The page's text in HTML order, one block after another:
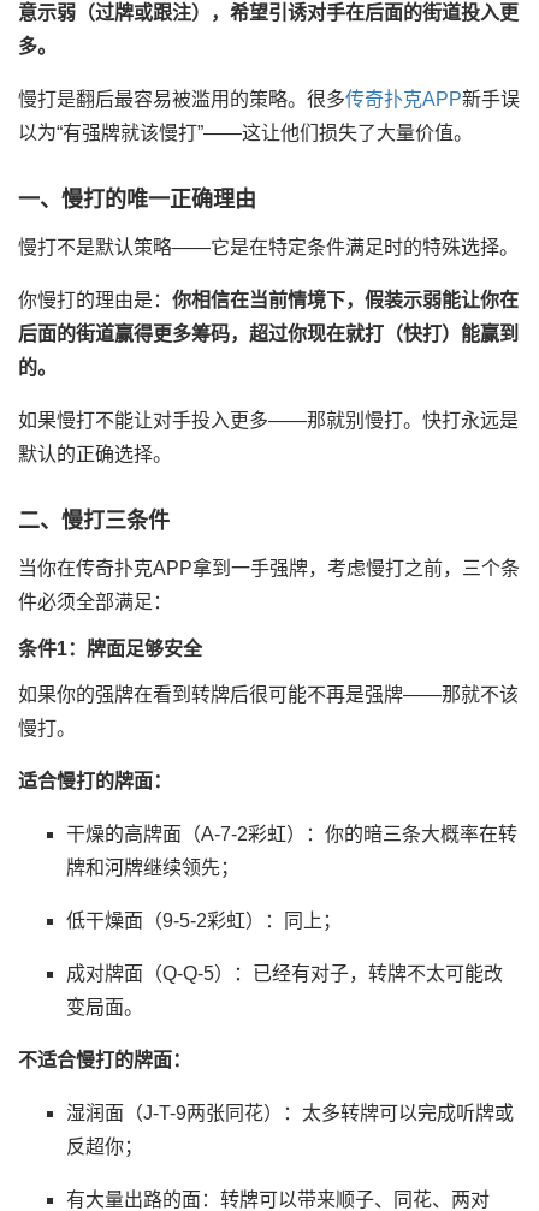
意示弱（过牌或跟注），希望引诱对手在后面的街道投入更
多。
慢打是翻后最容易被滥用的策略。很多传奇扑克APP新手误
以为“有强牌就该慢打”——这让他们损失了大量价值。
一、慢打的唯一正确理由
慢打不是默认策略——它是在特定条件满足时的特殊选择。
你慢打的理由是： 你相信在当前情境下，假装示弱能让你在
后面的街道赢得更多筹码，超过你现在就打（快打）能赢到
的。
如果慢打不能让对手投入更多——那就别慢打。快打永远是
默认的正确选择。
二、慢打三条件
当你在传奇扑克APP拿到一手强牌，考虑慢打之前，三个条
件必须全部满足：
条件1：牌面足够安全
如果你的强牌在看到转牌后很可能不再是强牌——那就不该
慢打。
适合慢打的牌面：
干燥的高牌面（A-7-2彩虹）：你的暗三条大概率在转
牌和河牌继续领先；
低干燥面（9-5-2彩虹）：同上；
成对牌面（Q-Q-5）：已经有对子，转牌不太可能改
变局面。
不适合慢打的牌面：
湿润面（J-T-9两张同花）：太多转牌可以完成听牌或
反超你；
有大量出路的面：转牌可以带来顺子、同花、两对